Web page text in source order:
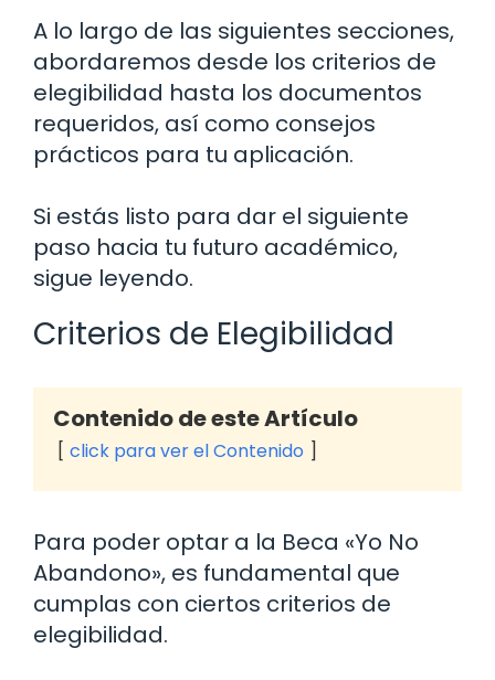
A lo largo de las siguientes secciones,
abordaremos desde los criterios de
elegibilidad hasta los documentos
requeridos, así como consejos
prácticos para tu aplicación.
Si estás listo para dar el siguiente
paso hacia tu futuro académico,
sigue leyendo.
Criterios de Elegibilidad
Contenido de este Artículo
click para ver el Contenido
Para poder optar a la Beca «Yo No
Abandono», es fundamental que
cumplas con ciertos criterios de
elegibilidad.